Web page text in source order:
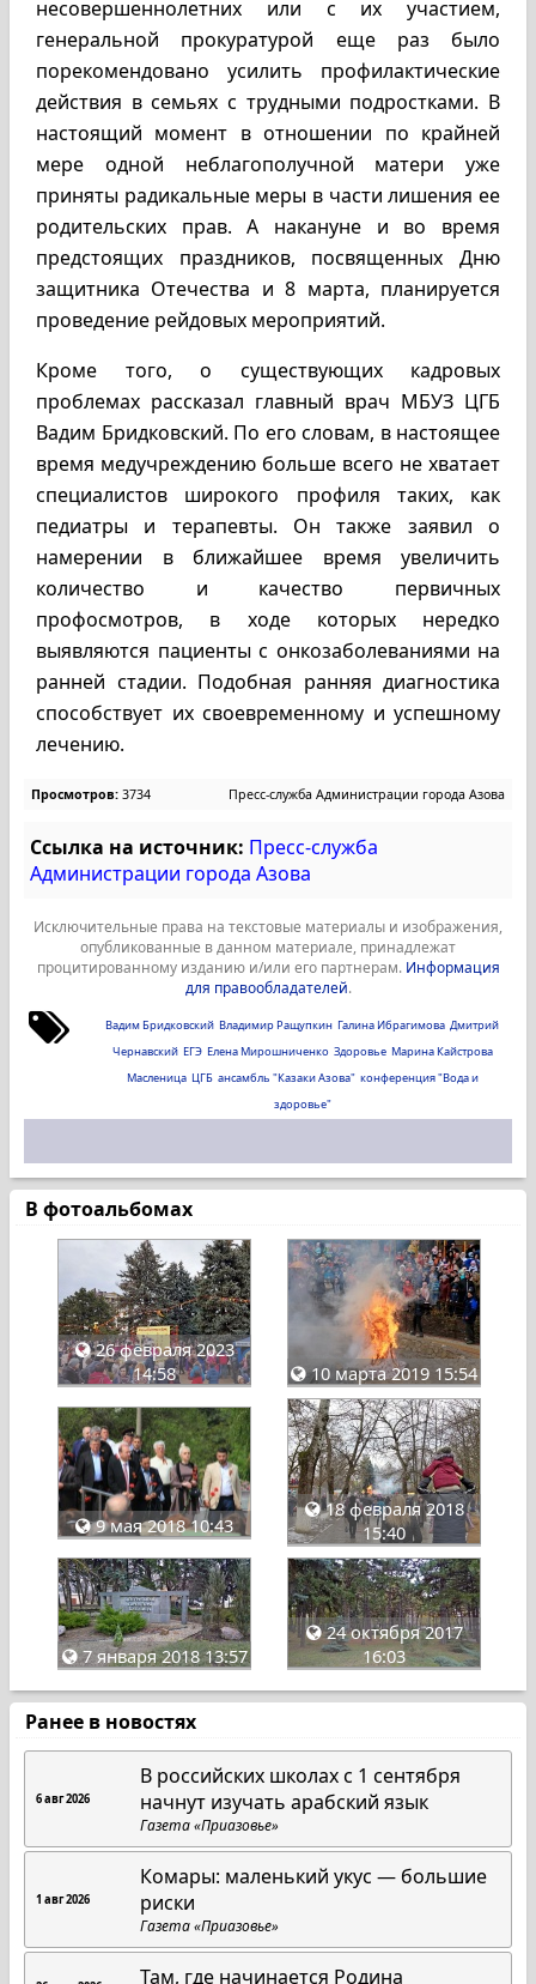
несовершеннолетних или с их участием,
генеральной прокуратурой еще раз было
порекомендовано усилить профилактические
действия в семьях с трудными подростками. В
настоящий момент в отношении по крайней
мере одной неблагополучной матери уже
приняты радикальные меры в части лишения ее
родительских прав. А накануне и во время
предстоящих праздников, посвященных Дню
защитника Отечества и 8 марта, планируется
проведение рейдовых мероприятий.
Кроме того, о существующих кадровых
проблемах рассказал главный врач МБУЗ ЦГБ
Вадим Бридковский. По его словам, в настоящее
время медучреждению больше всего не хватает
специалистов широкого профиля таких, как
педиатры и терапевты. Он также заявил о
намерении в ближайшее время увеличить
количество и качество первичных
профосмотров, в ходе которых нередко
выявляются пациенты с онкозаболеваниями на
ранней стадии. Подобная ранняя диагностика
способствует их своевременному и успешному
лечению.
Просмотров: 3734 Пресс-служба Администрации города Азова
Ссылка на источник: Пресс-служба
Администрации города Азова
Исключительные права на текстовые материалы и изображения,
опубликованные в данном материале, принадлежат
процитированному изданию и/или его партнерам. Информация
для правообладателей.
Вадим Бридковский Владимир Ращупкин Галина Ибрагимова Дмитрий
Чернавский ЕГЭ Елена Мирошниченко Здоровье Марина Кайстрова
Масленица ЦГБ ансамбль "Казаки Азова" конференция "Вода и
здоровье"
В фотоальбомах
26 февраля 2023
14:58
10 марта 2019 15:54
9 мая 2018 10:43
18 февраля 2018
15:40
7 января 2018 13:57
24 октября 2017
16:03
Ранее в новостях
6 авг 2026
В российских школах с 1 сентября
начнут изучать арабский язык
Газета «Приазовье»
1 авг 2026
Комары: маленький укус — большие
риски
Газета «Приазовье»
Там, где начинается Родина